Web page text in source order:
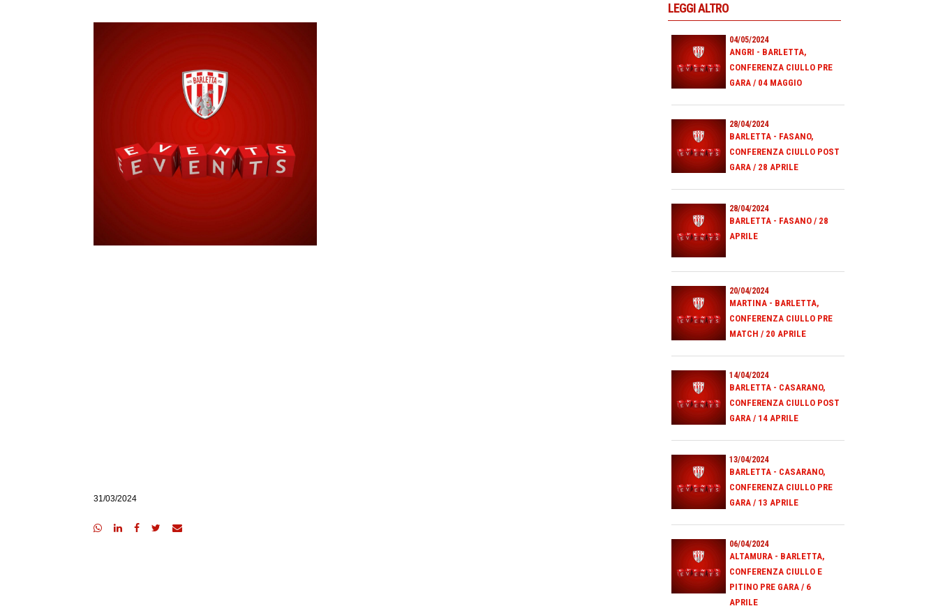
31/03/2024
LEGGI ALTRO
04/05/2024
ANGRI - BARLETTA,
CONFERENZA CIULLO PRE
GARA / 04 MAGGIO
28/04/2024
BARLETTA - FASANO,
CONFERENZA CIULLO POST
GARA / 28 APRILE
28/04/2024
BARLETTA - FASANO / 28
APRILE
20/04/2024
MARTINA - BARLETTA,
CONFERENZA CIULLO PRE
MATCH / 20 APRILE
14/04/2024
BARLETTA - CASARANO,
CONFERENZA CIULLO POST
GARA / 14 APRILE
13/04/2024
BARLETTA - CASARANO,
CONFERENZA CIULLO PRE
GARA / 13 APRILE
06/04/2024
ALTAMURA - BARLETTA,
CONFERENZA CIULLO E
PITINO PRE GARA / 6
APRILE